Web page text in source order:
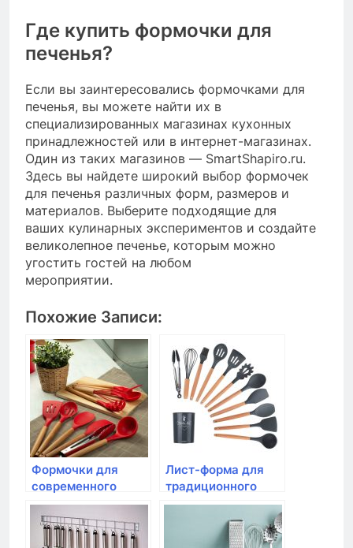
Где купить формочки для
печенья?
Если вы заинтересовались формочками для
печенья, вы можете найти их в
специализированных магазинах кухонных
принадлежностей или в интернет-магазинах.
Один из таких магазинов — SmartShapiro.ru.
Здесь вы найдете широкий выбор формочек
для печенья различных форм, размеров и
материалов. Выберите подходящие для
ваших кулинарных экспериментов и создайте
великолепное печенье, которым можно
угостить гостей на любом
мероприятии.
Похожие Записи:
Формочки для
современного
песочного печенья
Tescoma,DELICIA, 6
шт
Лист-форма для
традиционного
печенья Tescoma,